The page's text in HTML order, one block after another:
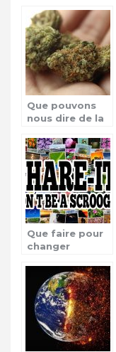
Tiger Woods au
tournoi
d’Augusta ?
Que pouvons
nous dire de la
cannabis en
France ?
Que faire pour
changer
radin ?